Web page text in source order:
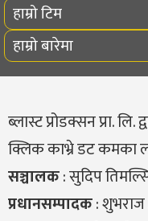
हाम्रो टिम
हाम्रो बारेमा
ब्लास्ट प्रोडक्सन प्रा. लि.
क्लिक काभ्रे डट कमका
सञ्चालक: सुदिप
प्रधानसम्पादक: